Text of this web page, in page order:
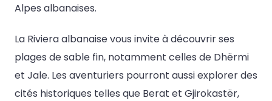
Alpes albanaises.
La Riviera albanaise vous invite à découvrir ses
plages de sable fin, notamment celles de Dhërmi
et Jale. Les aventuriers pourront aussi explorer des
cités historiques telles que Berat et Gjirokastër,